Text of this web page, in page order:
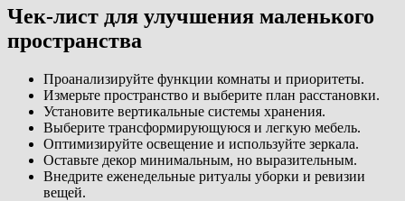
Чек-лист для улучшения маленького
пространства
Проанализируйте функции комнаты и приоритеты.
Измерьте пространство и выберите план расстановки.
Установите вертикальные системы хранения.
Выберите трансформирующуюся и легкую мебель.
Оптимизируйте освещение и используйте зеркала.
Оставьте декор минимальным, но выразительным.
Внедрите еженедельные ритуалы уборки и ревизии
вещей.